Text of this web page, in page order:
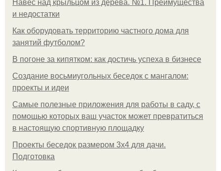
Навес над крыльцом из дерева. №1. Преимущества
и недостатки
Как оборудовать территорию частного дома для
занятий футболом?
В погоне за кипятком: как достичь успеха в бизнесе
Создание восьмиугольных беседок с мангалом:
проекты и идеи
Самые полезные приложения для работы в саду, с
помощью которых ваш участок может превратиться
в настоящую спортивную площадку
Проекты беседок размером 3х4 для дачи.
Подготовка